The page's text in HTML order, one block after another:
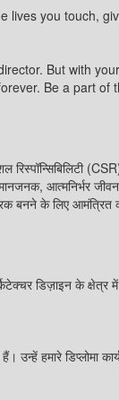
you touch,
But with
Be a part
रिस्पॉन्सिबिलिटी
आत्मनिर्भर
बनने के लिए आमंत्रित
डिज़ाइन के
हमारे